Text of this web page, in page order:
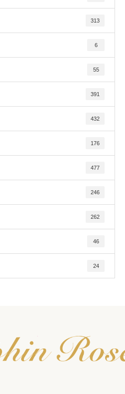
313
6
55
391
432
176
477
246
262
46
24